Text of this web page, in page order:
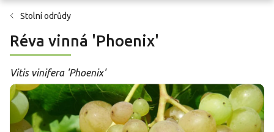
Stolní odrůdy
Réva vinná 'Phoenix'
Vitis vinifera 'Phoenix'